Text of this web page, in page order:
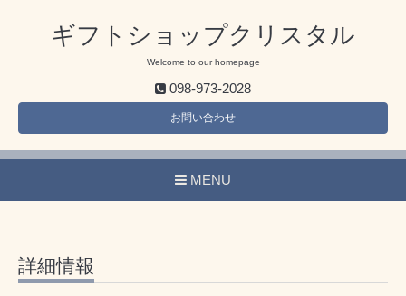
ギフトショップクリスタル
Welcome to our homepage
098-973-2028
お問い合わせ
MENU
詳細情報